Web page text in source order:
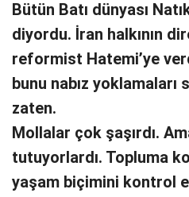
Bütün Batı dünyası
diyordu. İran halkının
reformist Hatemi’ye
bunu nabız yoklamaları
zaten.
Mollalar çok şaşırdı.
tutuyorlardı. Topluma
yaşam biçimini kontrol